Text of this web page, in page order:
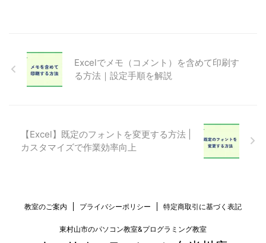
Excelでメモ（コメント）を含めて印刷す
る方法｜設定手順を解説
【Excel】既定のフォントを変更する方法 |
カスタマイズで作業効率向上
教室のご案内 プライバシーポリシー 特定商取引に基づく表記
東村山市のパソコン教室&プログラミング教室